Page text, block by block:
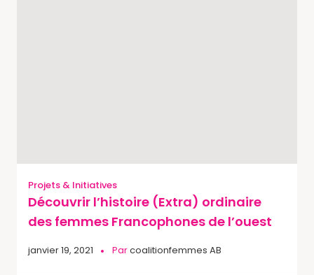
Projets & Initiatives
Découvrir l’histoire (Extra) ordinaire
des femmes Francophones de l’ouest
janvier 19, 2021 Parcoalitionfemmes AB